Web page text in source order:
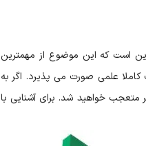
است که این موضوع از مهمترین
علمی صورت می پذیرد. اگر به
متعجب خواهید شد. برای آشنایی با